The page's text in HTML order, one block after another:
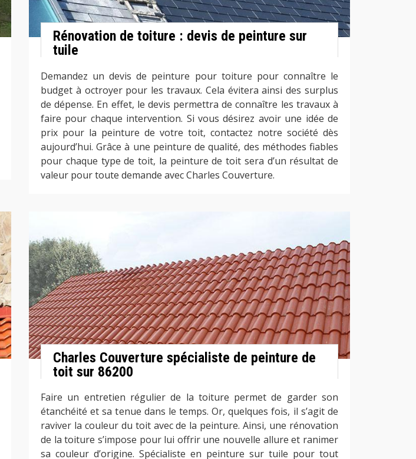
Rénovation de toiture : devis de peinture sur
tuile
Demandez un devis de peinture pour toiture pour connaître le
budget à octroyer pour les travaux. Cela évitera ainsi des surplus
de dépense. En effet, le devis permettra de connaître les travaux à
faire pour chaque intervention. Si vous désirez avoir une idée de
prix pour la peinture de votre toit, contactez notre société dès
aujourd’hui. Grâce à une peinture de qualité, des méthodes fiables
pour chaque type de toit, la peinture de toit sera d’un résultat de
valeur pour toute demande avec Charles Couverture.
Charles Couverture spécialiste de peinture de
toit sur 86200
Faire un entretien régulier de la toiture permet de garder son
étanchéité et sa tenue dans le temps. Or, quelques fois, il s’agit de
raviver la couleur du toit avec de la peinture. Ainsi, une rénovation
de la toiture s’impose pour lui offrir une nouvelle allure et ranimer
sa couleur d’origine. Spécialiste en peinture sur tuile pour tout